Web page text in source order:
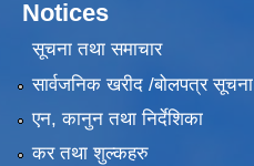
Notices
सूचना तथा समाचार
सार्वजनिक खरीद /बोलपत्र सूचना
एन, कानुन तथा निर्देशिका
कर तथा शुल्कहरु